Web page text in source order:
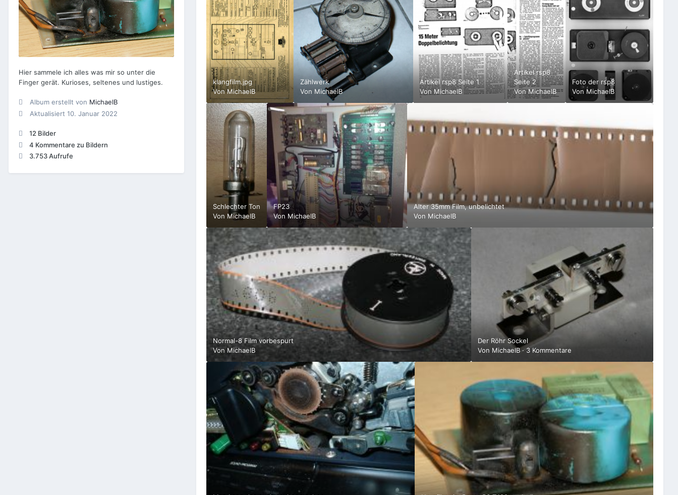
Hier sammele ich alles was mir so unter die
Finger gerät. Kurioses, seltenes und lustiges.
Album erstellt von MichaelB
Aktualisiert10. Januar 2022
12 Bilder
4 Kommentare zu Bildern
3.753 Aufrufe
klangfilm.jpg
VonMichaelB
Zählwerk
Von MichaelB
Artikel rsp8 Seite 1
VonMichaelB
Artikel rsp8
Seite 2
VonMichaelB
Foto der rsp8
Von MichaelB
Schlechter Ton
Von MichaelB
FP23
Von MichaelB
Alter 35mm Film, unbelichtet
Von MichaelB
Normal-8 Film vorbespurt
Von MichaelB
Der Röhr Sockel
Von MichaelB· 3 Kommentare